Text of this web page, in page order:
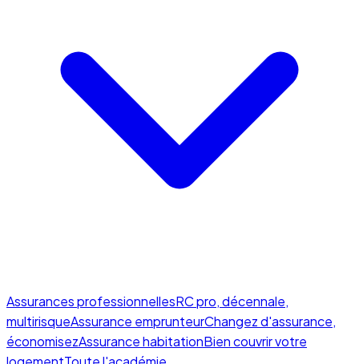
Assurances professionnellesRC pro, décennale,
multirisqueAssurance emprunteurChangez d'assurance,
économisezAssurance habitationBien couvrir votre